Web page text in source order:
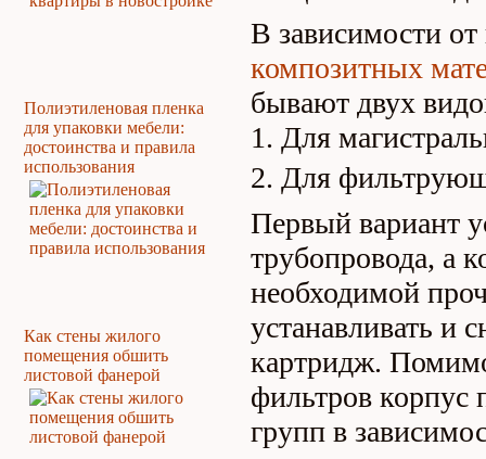
Полиэтиленовая пленка
для упаковки мебели:
достоинства и правила
использования
Как стены жилого
помещения обшить
листовой фанерой
В зависимости
композитных
бывают двух
Для
Для
Первый вариант
трубопровода, а
необходимой
устанавливать и
картридж.
фильтров корпус
групп в